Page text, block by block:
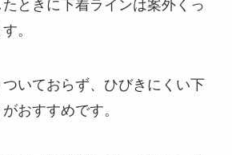
ときに下着ラインは案外くっ
。
いておらず、ひびきにくい下
おすすめです。